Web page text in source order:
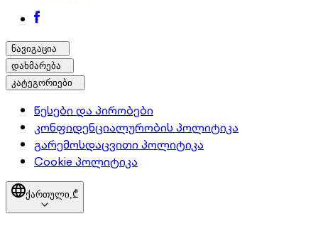
ნავიგაცია
დახმარება
კატეგორიები
წესები და პირობები
კონფიდენციალურობის პოლიტიკა
გარემოსდაცვითი პოლიტიკა
Cookie პოლიტიკა
ქართული, ₾